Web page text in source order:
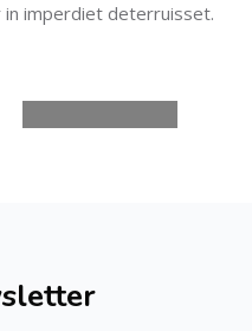
in imperdiet deterruisset.